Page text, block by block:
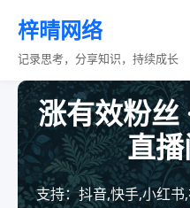
梓晴网络
记录思考，分享知识，持续成长
涨有效粉丝
直
支持：抖音,快手,小红